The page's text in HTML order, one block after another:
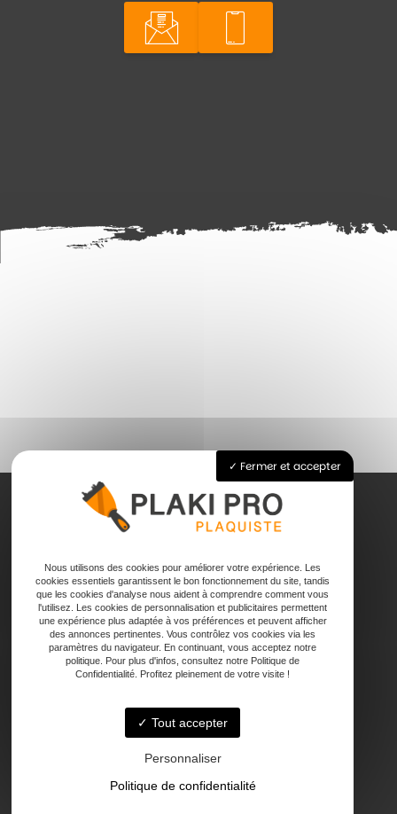
Pose de plaque de plâtre
Joints
Faux plafond
Contact
47000 Agen
Fermer et accepter
Nous utilisons des cookies pour améliorer votre expérience. Les
cookies essentiels garantissent le bon fonctionnement du site, tandis
que les cookies d'analyse nous aident à comprendre comment vous
l'utilisez. Les cookies de personnalisation et publicitaires permettent
une expérience plus adaptée à vos préférences et peuvent afficher
des annonces pertinentes. Vous contrôlez vos cookies via les
paramètres du navigateur. En continuant, vous acceptez notre
politique. Pour plus d'infos, consultez notre Politique de
Confidentialité. Profitez pleinement de votre visite !
Tout accepter
Personnaliser
Politique de confidentialité